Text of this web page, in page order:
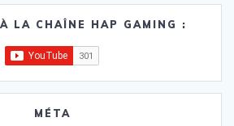
À LA CHAÎNE HAP GAMING :
MÉTA